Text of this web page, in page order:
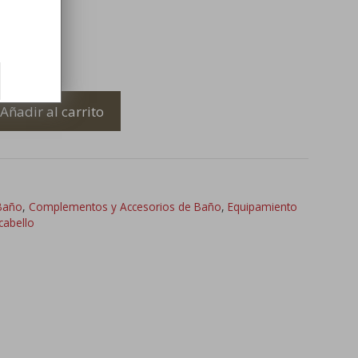
Añadir al carrito
, Complementos y Accesorios de Baño, Equipamiento